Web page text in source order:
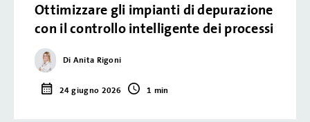
Ottimizzare gli impianti di depurazione
con il controllo intelligente dei processi
Di Anita Rigoni
24 giugno 2026 1 min